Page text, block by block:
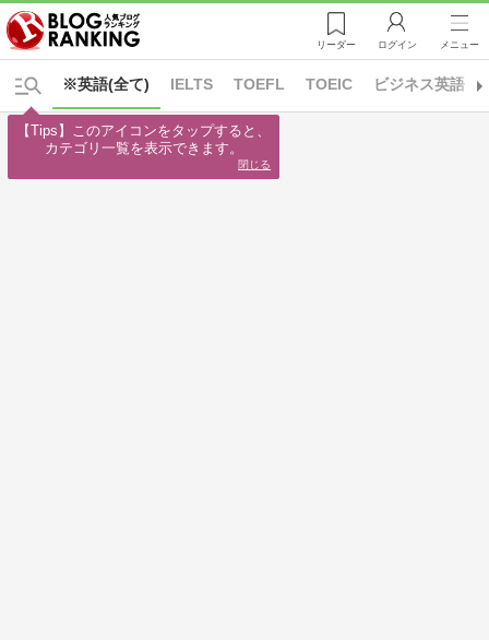
リーダー ログイン メニュー
※英語(全て) IELTS TOEFL TOEIC ビジネス英語
【Tips】このアイコンをタップすると、
カテゴリ一覧を表示できます。
閉じる